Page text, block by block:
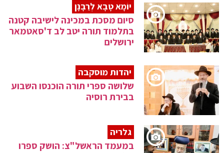
יוֹמָא טָבָא לְרַבָּנָן
סיום מסכת במכינה לישיבה קטנה
בתלמוד תורה יטב לב ד'סאטמאר
ירושלים
יהדות מוסקבה
שלושה ספרי תורה הוכנסו השבוע
בבירת רוסיה
גלריה
במעמד הראשל"צ: הושק ספרו